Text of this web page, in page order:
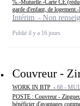
%.-Mutuelle.-Carte CE
garde d'enfant, de
Intérim - Non
Publié il y a 16 jours
Couvreur -
WORK IN BTP - 68 -
POSTE : Couvreur -
bénéficier d'avantages